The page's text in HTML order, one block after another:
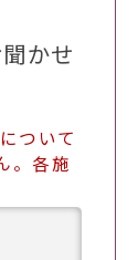
かせ
ついて
。各施